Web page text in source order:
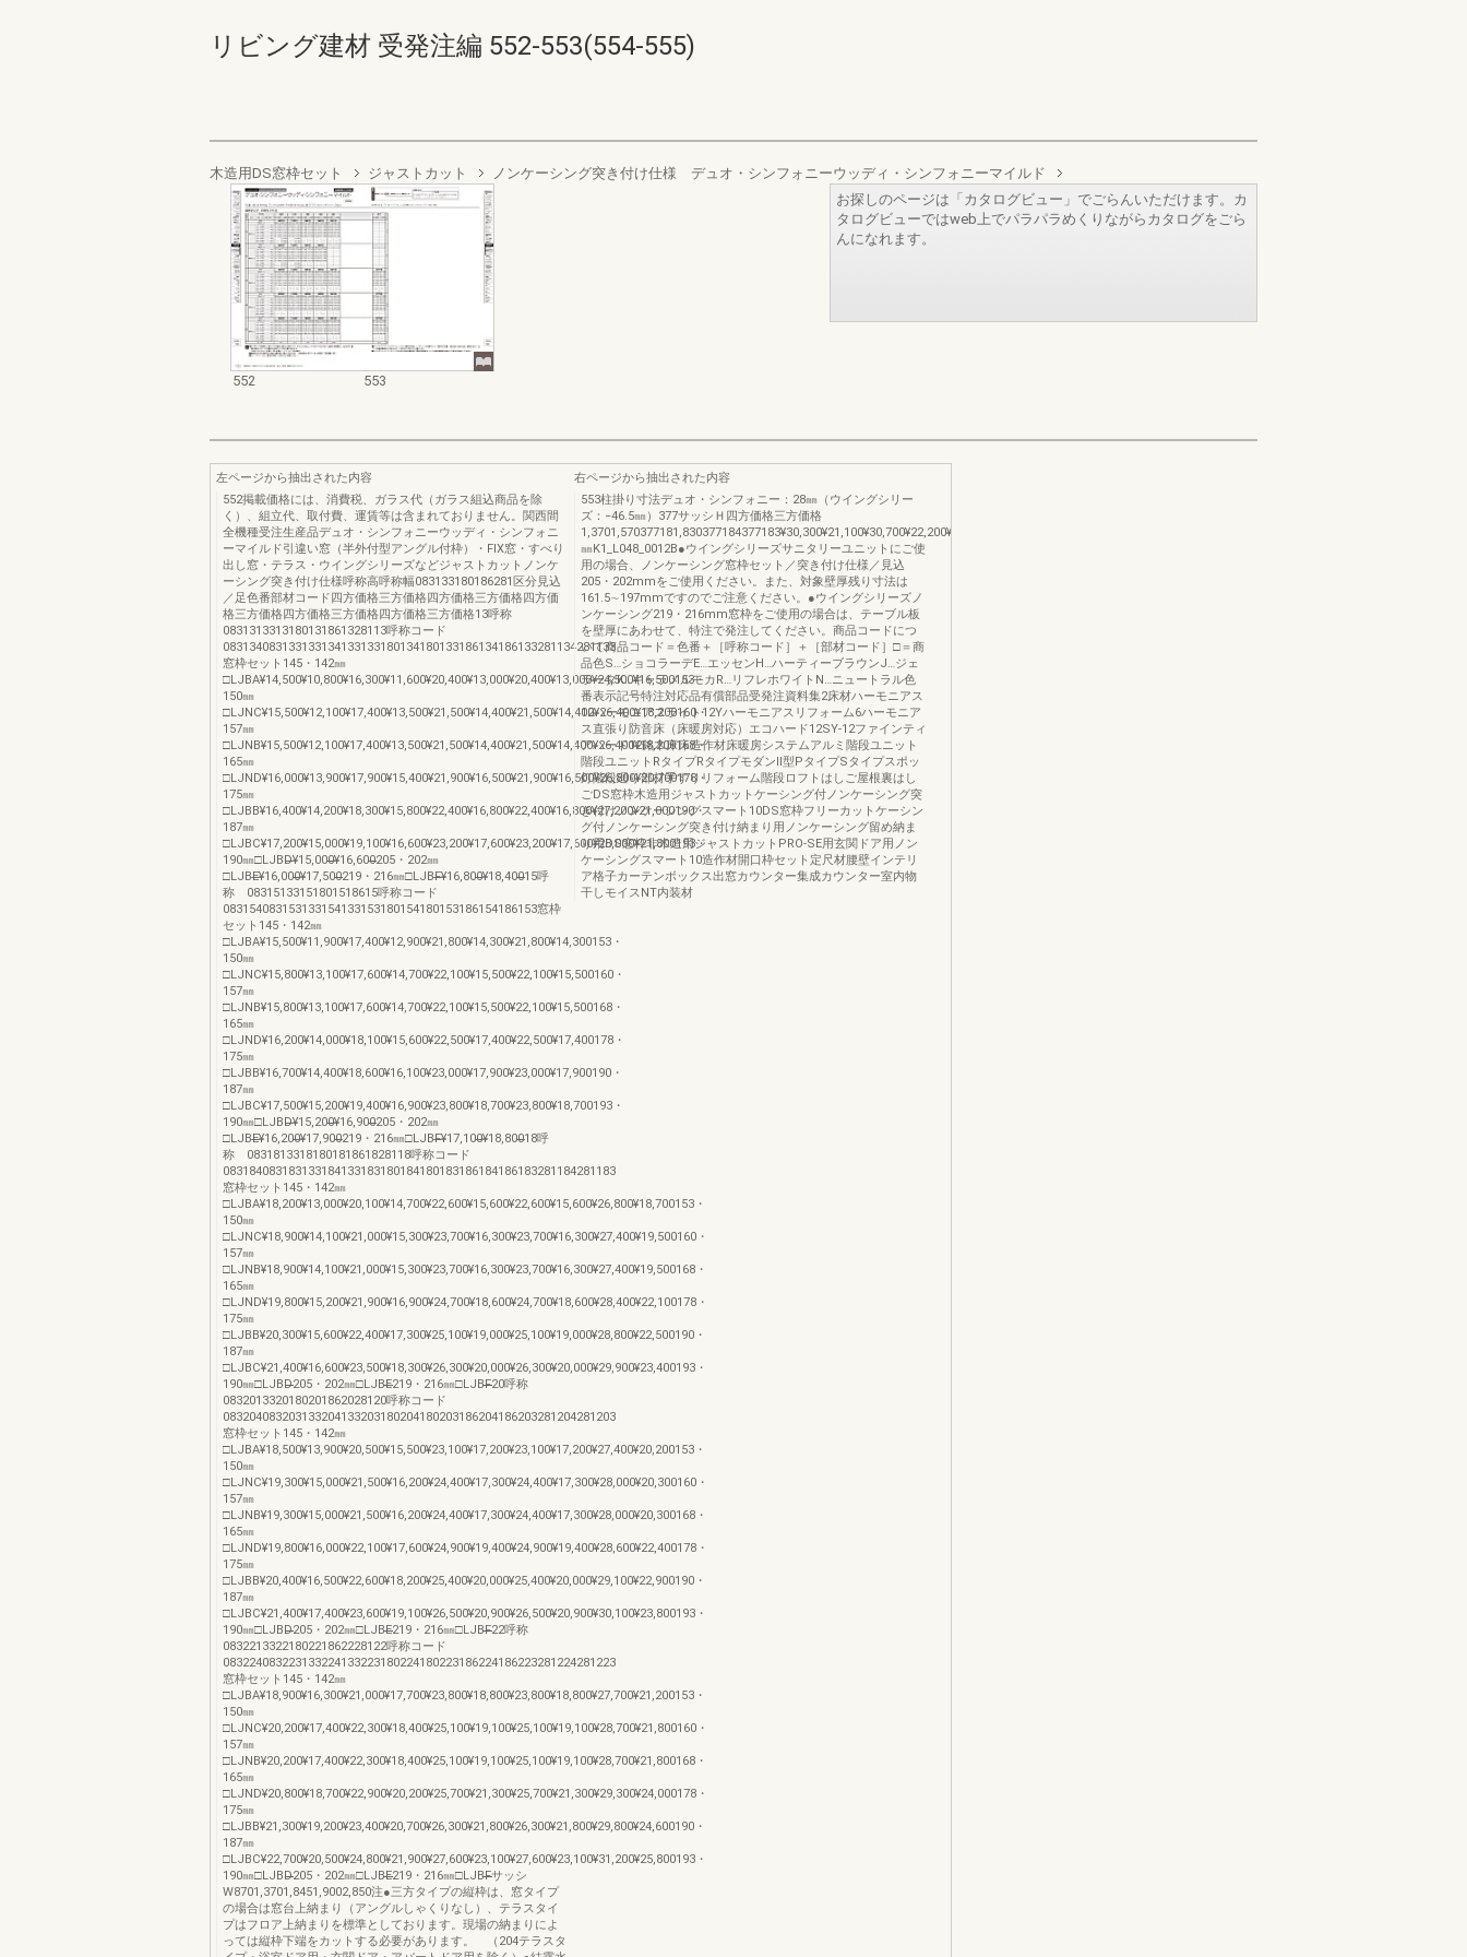
リビング建材 受発注編 552-553(554-555)
木造用DS窓枠セット ジャストカット ノンケーシング突き付け仕様 デュオ・シンフォニーウッディ・シンフォニーマイルド
552 553
お探しのページは「カタログビュー」でごらんいただけます。カ
タログビューではweb上でパラパラめくりながらカタログをごら
んになれます。
左ページから抽出された内容
552掲載価格には、消費税、ガラス代（ガラス組込商品を除
く）、組立代、取付費、運賃等は含まれておりません。関西間
全機種受注生産品デュオ・シンフォニーウッディ・シンフォニ
ーマイルド引違い窓（半外付型アングル付枠）・FIX窓・すべり
出し窓・テラス・ウイングシリーズなどジャストカットノンケ
ーシング突き付け仕様呼称高呼称幅083133180186281区分見込
／足色番部材コード四方価格三方価格四方価格三方価格四方価
格三方価格四方価格三方価格四方価格三方価格13呼称
0831313313180131861328113呼称コード
083134083133133134133133180134180133186134186133281134281133
窓枠セット145・142㎜
□LJBA¥14,500¥10,800¥16,300¥11,600¥20,400¥13,000¥20,400¥13,000¥24,500¥16,500153・
150㎜
□LJNC¥15,500¥12,100¥17,400¥13,500¥21,500¥14,400¥21,500¥14,400¥26,400¥18,200160・
157㎜
□LJNB¥15,500¥12,100¥17,400¥13,500¥21,500¥14,400¥21,500¥14,400¥26,400¥18,200168・
165㎜
□LJND¥16,000¥13,900¥17,900¥15,400¥21,900¥16,500¥21,900¥16,500¥26,800¥20,700178・
175㎜
□LJBB¥16,400¥14,200¥18,300¥15,800¥22,400¥16,800¥22,400¥16,800¥27,200¥21,000190・
187㎜
□LJBC¥17,200¥15,000¥19,100¥16,600¥23,200¥17,600¥23,200¥17,600¥28,000¥21,800193・
190㎜□LJBD̶̶¥15,000̶̶¥16,600̶̶̶̶̶̶̶̶̶̶̶̶205・202㎜
□LJBE̶̶¥16,000̶̶¥17,500̶̶̶̶̶̶̶̶̶̶̶̶219・216㎜□LJBF̶̶¥16,800̶̶¥18,400̶̶̶̶̶̶̶̶̶̶̶̶15呼
称 08315133151801518615呼称コード
083154083153133154133153180154180153186154186153窓枠
セット145・142㎜
□LJBA¥15,500¥11,900¥17,400¥12,900¥21,800¥14,300¥21,800¥14,300153・
150㎜
□LJNC¥15,800¥13,100¥17,600¥14,700¥22,100¥15,500¥22,100¥15,500160・
157㎜
□LJNB¥15,800¥13,100¥17,600¥14,700¥22,100¥15,500¥22,100¥15,500168・
165㎜
□LJND¥16,200¥14,000¥18,100¥15,600¥22,500¥17,400¥22,500¥17,400178・
175㎜
□LJBB¥16,700¥14,400¥18,600¥16,100¥23,000¥17,900¥23,000¥17,900190・
187㎜
□LJBC¥17,500¥15,200¥19,400¥16,900¥23,800¥18,700¥23,800¥18,700193・
190㎜□LJBD̶̶¥15,200̶̶¥16,900̶̶̶̶̶̶̶̶205・202㎜
□LJBE̶̶¥16,200̶̶¥17,900̶̶̶̶̶̶̶̶219・216㎜□LJBF̶̶¥17,100̶̶¥18,800̶̶̶̶̶̶̶̶18呼
称 0831813318180181861828118呼称コード
083184083183133184133183180184180183186184186183281184281183
窓枠セット145・142㎜
□LJBA¥18,200¥13,000¥20,100¥14,700¥22,600¥15,600¥22,600¥15,600¥26,800¥18,700153・
150㎜
□LJNC¥18,900¥14,100¥21,000¥15,300¥23,700¥16,300¥23,700¥16,300¥27,400¥19,500160・
157㎜
□LJNB¥18,900¥14,100¥21,000¥15,300¥23,700¥16,300¥23,700¥16,300¥27,400¥19,500168・
165㎜
□LJND¥19,800¥15,200¥21,900¥16,900¥24,700¥18,600¥24,700¥18,600¥28,400¥22,100178・
175㎜
□LJBB¥20,300¥15,600¥22,400¥17,300¥25,100¥19,000¥25,100¥19,000¥28,800¥22,500190・
187㎜
□LJBC¥21,400¥16,600¥23,500¥18,300¥26,300¥20,000¥26,300¥20,000¥29,900¥23,400193・
190㎜□LJBD̶̶̶̶̶̶̶̶̶̶̶̶̶̶̶̶̶̶̶̶205・202㎜□LJBE̶̶̶̶̶̶̶̶̶̶̶̶̶̶̶̶̶̶̶̶219・216㎜□LJBF̶̶̶̶̶̶̶̶̶̶̶̶̶̶̶̶̶̶̶̶20呼称
0832013320180201862028120呼称コード
083204083203133204133203180204180203186204186203281204281203
窓枠セット145・142㎜
□LJBA¥18,500¥13,900¥20,500¥15,500¥23,100¥17,200¥23,100¥17,200¥27,400¥20,200153・
150㎜
□LJNC¥19,300¥15,000¥21,500¥16,200¥24,400¥17,300¥24,400¥17,300¥28,000¥20,300160・
157㎜
□LJNB¥19,300¥15,000¥21,500¥16,200¥24,400¥17,300¥24,400¥17,300¥28,000¥20,300168・
165㎜
□LJND¥19,800¥16,000¥22,100¥17,600¥24,900¥19,400¥24,900¥19,400¥28,600¥22,400178・
175㎜
□LJBB¥20,400¥16,500¥22,600¥18,200¥25,400¥20,000¥25,400¥20,000¥29,100¥22,900190・
187㎜
□LJBC¥21,400¥17,400¥23,600¥19,100¥26,500¥20,900¥26,500¥20,900¥30,100¥23,800193・
190㎜□LJBD̶̶̶̶̶̶̶̶̶̶̶̶̶̶̶̶̶̶̶̶205・202㎜□LJBE̶̶̶̶̶̶̶̶̶̶̶̶̶̶̶̶̶̶̶̶219・216㎜□LJBF̶̶̶̶̶̶̶̶̶̶̶̶̶̶̶̶̶̶̶̶22呼称
0832213322180221862228122呼称コード
083224083223133224133223180224180223186224186223281224281223
窓枠セット145・142㎜
□LJBA¥18,900¥16,300¥21,000¥17,700¥23,800¥18,800¥23,800¥18,800¥27,700¥21,200153・
150㎜
□LJNC¥20,200¥17,400¥22,300¥18,400¥25,100¥19,100¥25,100¥19,100¥28,700¥21,800160・
157㎜
□LJNB¥20,200¥17,400¥22,300¥18,400¥25,100¥19,100¥25,100¥19,100¥28,700¥21,800168・
165㎜
□LJND¥20,800¥18,700¥22,900¥20,200¥25,700¥21,300¥25,700¥21,300¥29,300¥24,000178・
175㎜
□LJBB¥21,300¥19,200¥23,400¥20,700¥26,300¥21,800¥26,300¥21,800¥29,800¥24,600190・
187㎜
□LJBC¥22,700¥20,500¥24,800¥21,900¥27,600¥23,100¥27,600¥23,100¥31,200¥25,800193・
190㎜□LJBD̶̶̶̶̶̶̶̶̶̶̶̶̶̶̶̶̶̶̶̶205・202㎜□LJBE̶̶̶̶̶̶̶̶̶̶̶̶̶̶̶̶̶̶̶̶219・216㎜□LJBF̶̶̶̶̶̶̶̶̶̶̶̶̶̶̶̶̶̶̶̶サッシ
W8701,3701,8451,9002,850注●三方タイプの縦枠は、窓タイプ
の場合は窓台上納まり（アングルしゃくりなし）、テラスタイ
プはフロア上納まりを標準としております。現場の納まりによ
っては縦枠下端をカットする必要があります。 （204テラスタ
右ページから抽出された内容
553柱掛り寸法デュオ・シンフォニー：28㎜（ウイングシリー
ズ：−46.5㎜）377サッシＨ四方価格三方価格
㎜K1_L048_0012B●ウイングシリーズサニタリーユニットにご使
用の場合、ノンケーシング窓枠セット／突き付け仕様／見込
205・202mmをご使用ください。また、対象壁厚残り寸法は
161.5∼197mmですのでご注意ください。●ウイングシリーズノ
ンケーシング219・216mm窓枠をご使用の場合は、テーブル板
を壁厚にあわせて、特注で発注してください。商品コードにつ
いて商品コード＝色番＋［呼称コード］＋［部材コード］□＝商
品色S…ショコラーデE…エッセンH…ハーティーブラウンJ…ジェ
ラータK…キャラメルモカR…リフレホワイトN…ニュートラル色
番表示記号特注対応品有償部品受発注資料集2床材ハーモニアス
12ハーモニアスライト12Yハーモニアスリフォーム6ハーモニア
ス直張り防音床（床暖房対応）エコハード12SY-12ファインティ
アハード12銘木床床造作材床暖房システムアルミ階段ユニット
階段ユニットRタイプRタイプモダンⅡ型PタイプSタイプスポッ
灯階段廻り部材手すりリフォーム階段ロフトはしご屋根裏はし
ごDS窓枠木造用ジャストカットケーシング付ノンケーシング突
き付けノンケーシングスマート10DS窓枠フリーカットケーシン
グ付ノンケーシング突き付け納まり用ノンケーシング留め納ま
り用DS窓枠非木造用ジャストカットPRO-SE用玄関ドア用ノン
ケーシングスマート10造作材開口枠セット定尺材腰壁インテリ
ア格子カーテンボックス出窓カウンター集成カウンター室内物
干しモイスNT内装材